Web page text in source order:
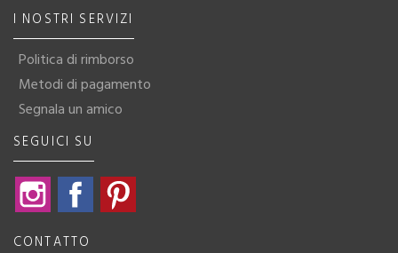
I NOSTRI SERVIZI
Politica di rimborso
Metodi di pagamento
Segnala un amico
SEGUICI SU
InstagramFacebook
CONTATTO